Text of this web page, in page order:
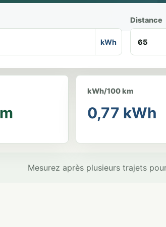
kWh
Distance
kWh/100 km
0,77 kWh
Mesurez après plusieurs trajets